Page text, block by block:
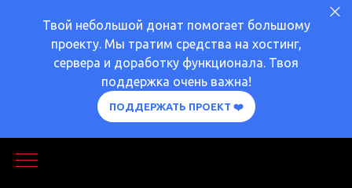
Твой небольшой донат помогает большому
проекту. Мы тратим средства на хостинг,
сервера и доработку функционала. Твоя
поддержка очень важна!
ПОДДЕРЖАТЬ ПРОЕКТ ❤️